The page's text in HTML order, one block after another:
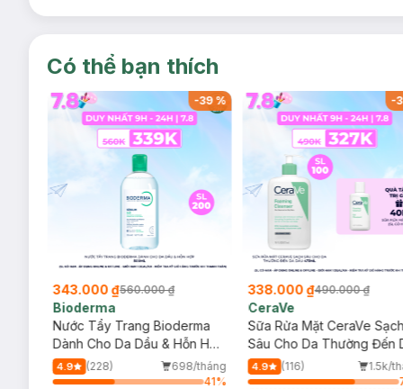
Có thể bạn thích
-39%
343.000 ₫560.000 ₫
Bioderma
Nước Tẩy Trang Bioderma
Dành Cho Da Dầu & Hỗn Hợp
500ml
4.9 (228)
698/tháng
41%
-
338.000 ₫490.000 ₫
CeraVe
Sữa Rửa Mặt CeraVe
Sâu Cho Da Thường Đến
Dầu 473ml
4.9 (116)
1.5k/